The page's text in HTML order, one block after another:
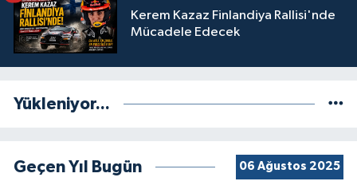
Kerem Kazaz Finlandiya Rallisi'nde
Mücadele Edecek
Yükleniyor...
Geçen Yıl Bugün 06 Ağustos 2025